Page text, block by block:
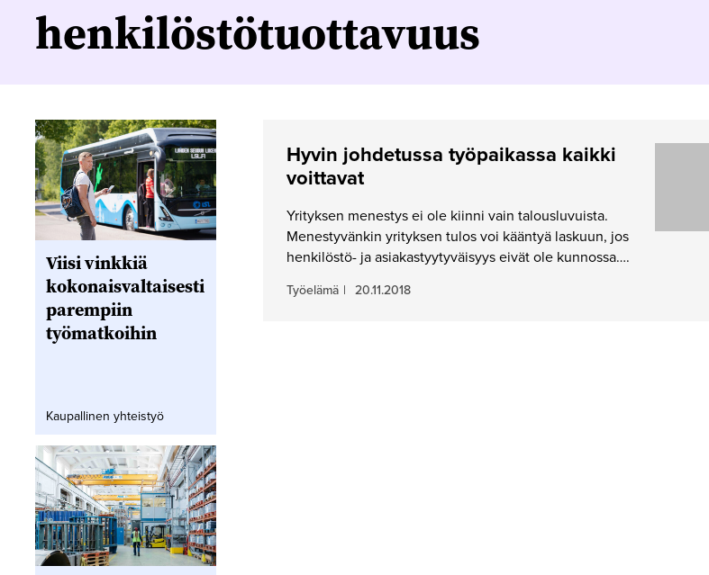
henkilöstötuottavuus
Hyvin johdetussa työpaikassa kaikki
voittavat
Yrityksen menestys ei ole kiinni vain talousluvuista.
Menestyvänkin yrityksen tulos voi kääntyä laskuun, jos
henkilöstö- ja asiakastyytyväisyys eivät ole kunnossa….
Työelämä | 20.11.2018
Viisi vinkkiä
kokonaisvaltaisesti
parempiin
työmatkoihin
Kaupallinen yhteistyö